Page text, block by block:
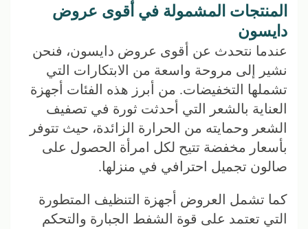
المنتجات المشمولة في أقوى عروض
دايسون
عندما نتحدث عن أقوى عروض دايسون، فنحن
نشير إلى مروحة واسعة من الابتكارات التي
تشملها التخفيضات. من أبرز هذه الفئات أجهزة
العناية بالشعر التي أحدثت ثورة في تصفيف
الشعر وحمايته من الحرارة الزائدة، حيث تتوفر
بأسعار مخفضة تتيح لكل امرأة الحصول على
صالون تجميل احترافي في منزلها.
كما تشمل العروض أجهزة التنظيف المتطورة
التي تعتمد على قوة الشفط الجبارة والتحكم